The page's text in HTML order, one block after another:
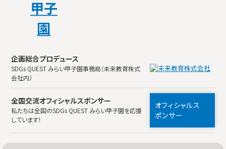
企画総合プロデュース
SDGs QUEST みらい甲子園事務局（未来教育株式
会社内）
全国交流オフィシャルスポンサー
私たちは全国のSDGs QUEST みらい甲子園を応援
しています！
オフィシャルス
ポンサー